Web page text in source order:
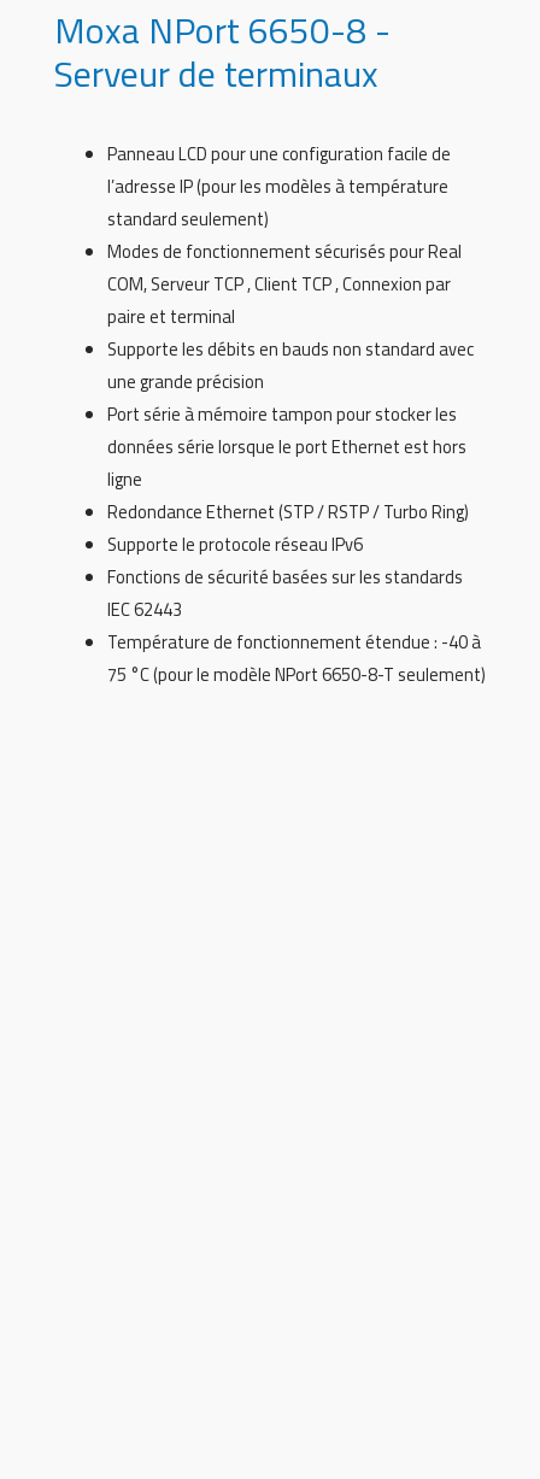
Moxa NPort 6650-8 -
Serveur de terminaux
Panneau LCD pour une configuration facile de
l’adresse IP (pour les modèles à température
standard seulement)
Modes de fonctionnement sécurisés pour Real
COM, Serveur TCP , Client TCP , Connexion par
paire et terminal
Supporte les débits en bauds non standard avec
une grande précision
Port série à mémoire tampon pour stocker les
données série lorsque le port Ethernet est hors
ligne
Redondance Ethernet (STP / RSTP / Turbo Ring)
Supporte le protocole réseau IPv6
Fonctions de sécurité basées sur les standards
IEC 62443
Température de fonctionnement étendue : -40 à
75 °C (pour le modèle NPort 6650-8-T seulement)